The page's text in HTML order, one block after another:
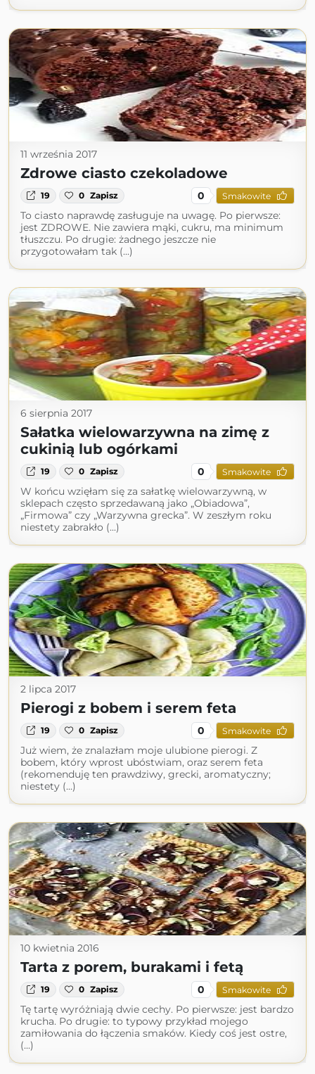
11 września 2017
Zdrowe ciasto czekoladowe
19 0 Zapisz 0 Smakowite
To ciasto naprawdę zasługuje na uwagę. Po pierwsze:
jest ZDROWE. Nie zawiera mąki, cukru, ma minimum
tłuszczu. Po drugie: żadnego jeszcze nie
przygotowałam tak (...)
6 sierpnia 2017
Sałatka wielowarzywna na zimę z
cukinią lub ogórkami
19 0 Zapisz 0 Smakowite
W końcu wzięłam się za sałatkę wielowarzywną, w
sklepach często sprzedawaną jako „Obiadowa”,
„Firmowa” czy „Warzywna grecka”. W zeszłym roku
niestety zabrakło (...)
2 lipca 2017
Pierogi z bobem i serem feta
19 0 Zapisz 0 Smakowite
Już wiem, że znalazłam moje ulubione pierogi. Z
bobem, który wprost ubóstwiam, oraz serem feta
(rekomenduję ten prawdziwy, grecki, aromatyczny;
niestety (...)
10 kwietnia 2016
Tarta z porem, burakami i fetą
19 0 Zapisz 0 Smakowite
Tę tartę wyróżniają dwie cechy. Po pierwsze: jest bardzo
krucha. Po drugie: to typowy przykład mojego
zamiłowania do łączenia smaków. Kiedy coś jest ostre,
(...)